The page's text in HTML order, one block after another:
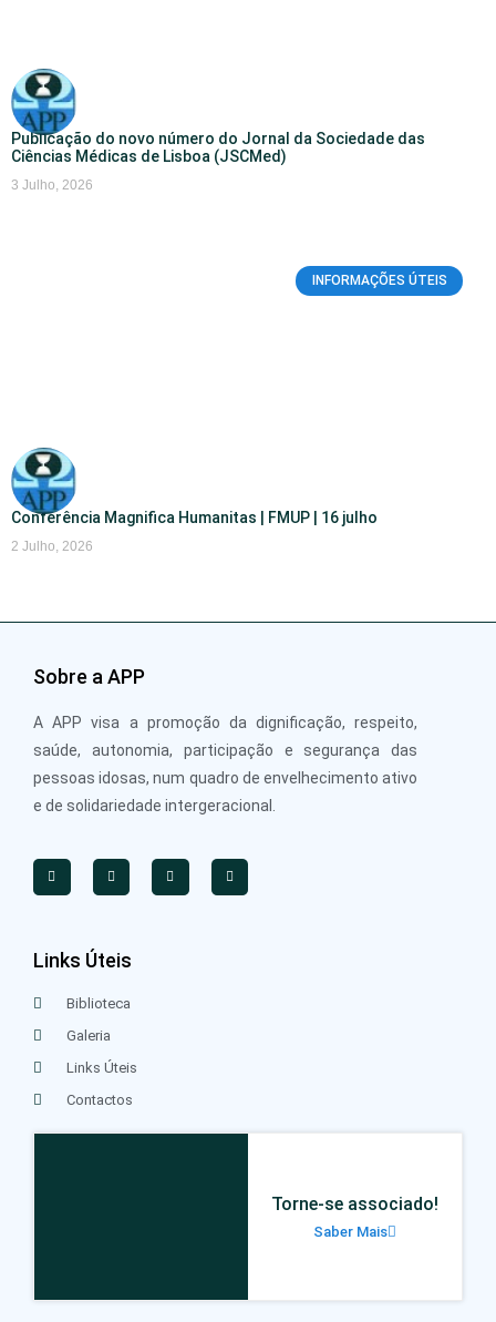
Publicação do novo número do Jornal da Sociedade das
Ciências Médicas de Lisboa (JSCMed)
3 Julho, 2026
INFORMAÇÕES ÚTEIS
Conferência Magnifica Humanitas | FMUP | 16 julho
2 Julho, 2026
Sobre a APP
A APP visa a promoção da dignificação, respeito,
saúde, autonomia, participação e segurança das
pessoas idosas, num quadro de envelhecimento ativo
e de solidariedade intergeracional.
Links Úteis
Biblioteca
Galeria
Links Úteis
Contactos
Torne-se associado!
Saber Mais